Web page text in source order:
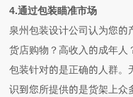
4.通过包装瞄准市场
泉州包装设计公司认为您的
货店购物？高收入的成年
包装针对的是正确的人群。
识到您所提供的是货架上众